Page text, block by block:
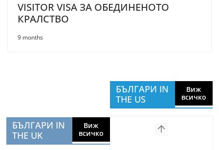
VISITOR VISA ЗА ОБЕДИНЕНОТО
КРАЛСТВО
9 months
БЪЛГАРИ IN
THE UK
Виж
всичко
БЪЛГАРИ IN
THE US
Виж
всичко